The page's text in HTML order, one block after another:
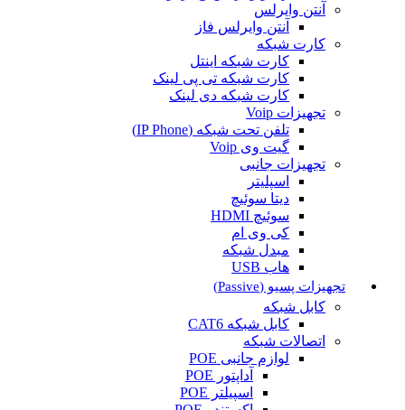
آنتن وایرلس
آنتن وایرلس فاز
کارت شبکه
کارت شبکه اینتل
کارت شبکه تی پی لینک
کارت شبکه دی لینک
تجهیزات Voip
تلفن تحت شبکه (IP Phone)
گیت وی Voip
تجهیزات جانبی
اسپلیتر
دیتا سوئیچ
سوئیچ HDMI
کی وی ام
مبدل شبکه
هاب USB
تجهیزات پسیو (Passive)
کابل شبکه
کابل شبکه CAT6
اتصالات شبکه
لوازم جانبی POE
آداپتور POE
اسپیلتر POE